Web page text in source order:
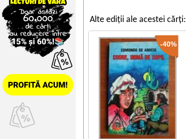
Alte ediții ale acestei cărți:
-40%